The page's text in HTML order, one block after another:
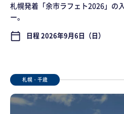
札幌発着「余市ラフェト2026」の
ー。
calendar_today 日程 2026年9月6日（日）
札幌・千歳